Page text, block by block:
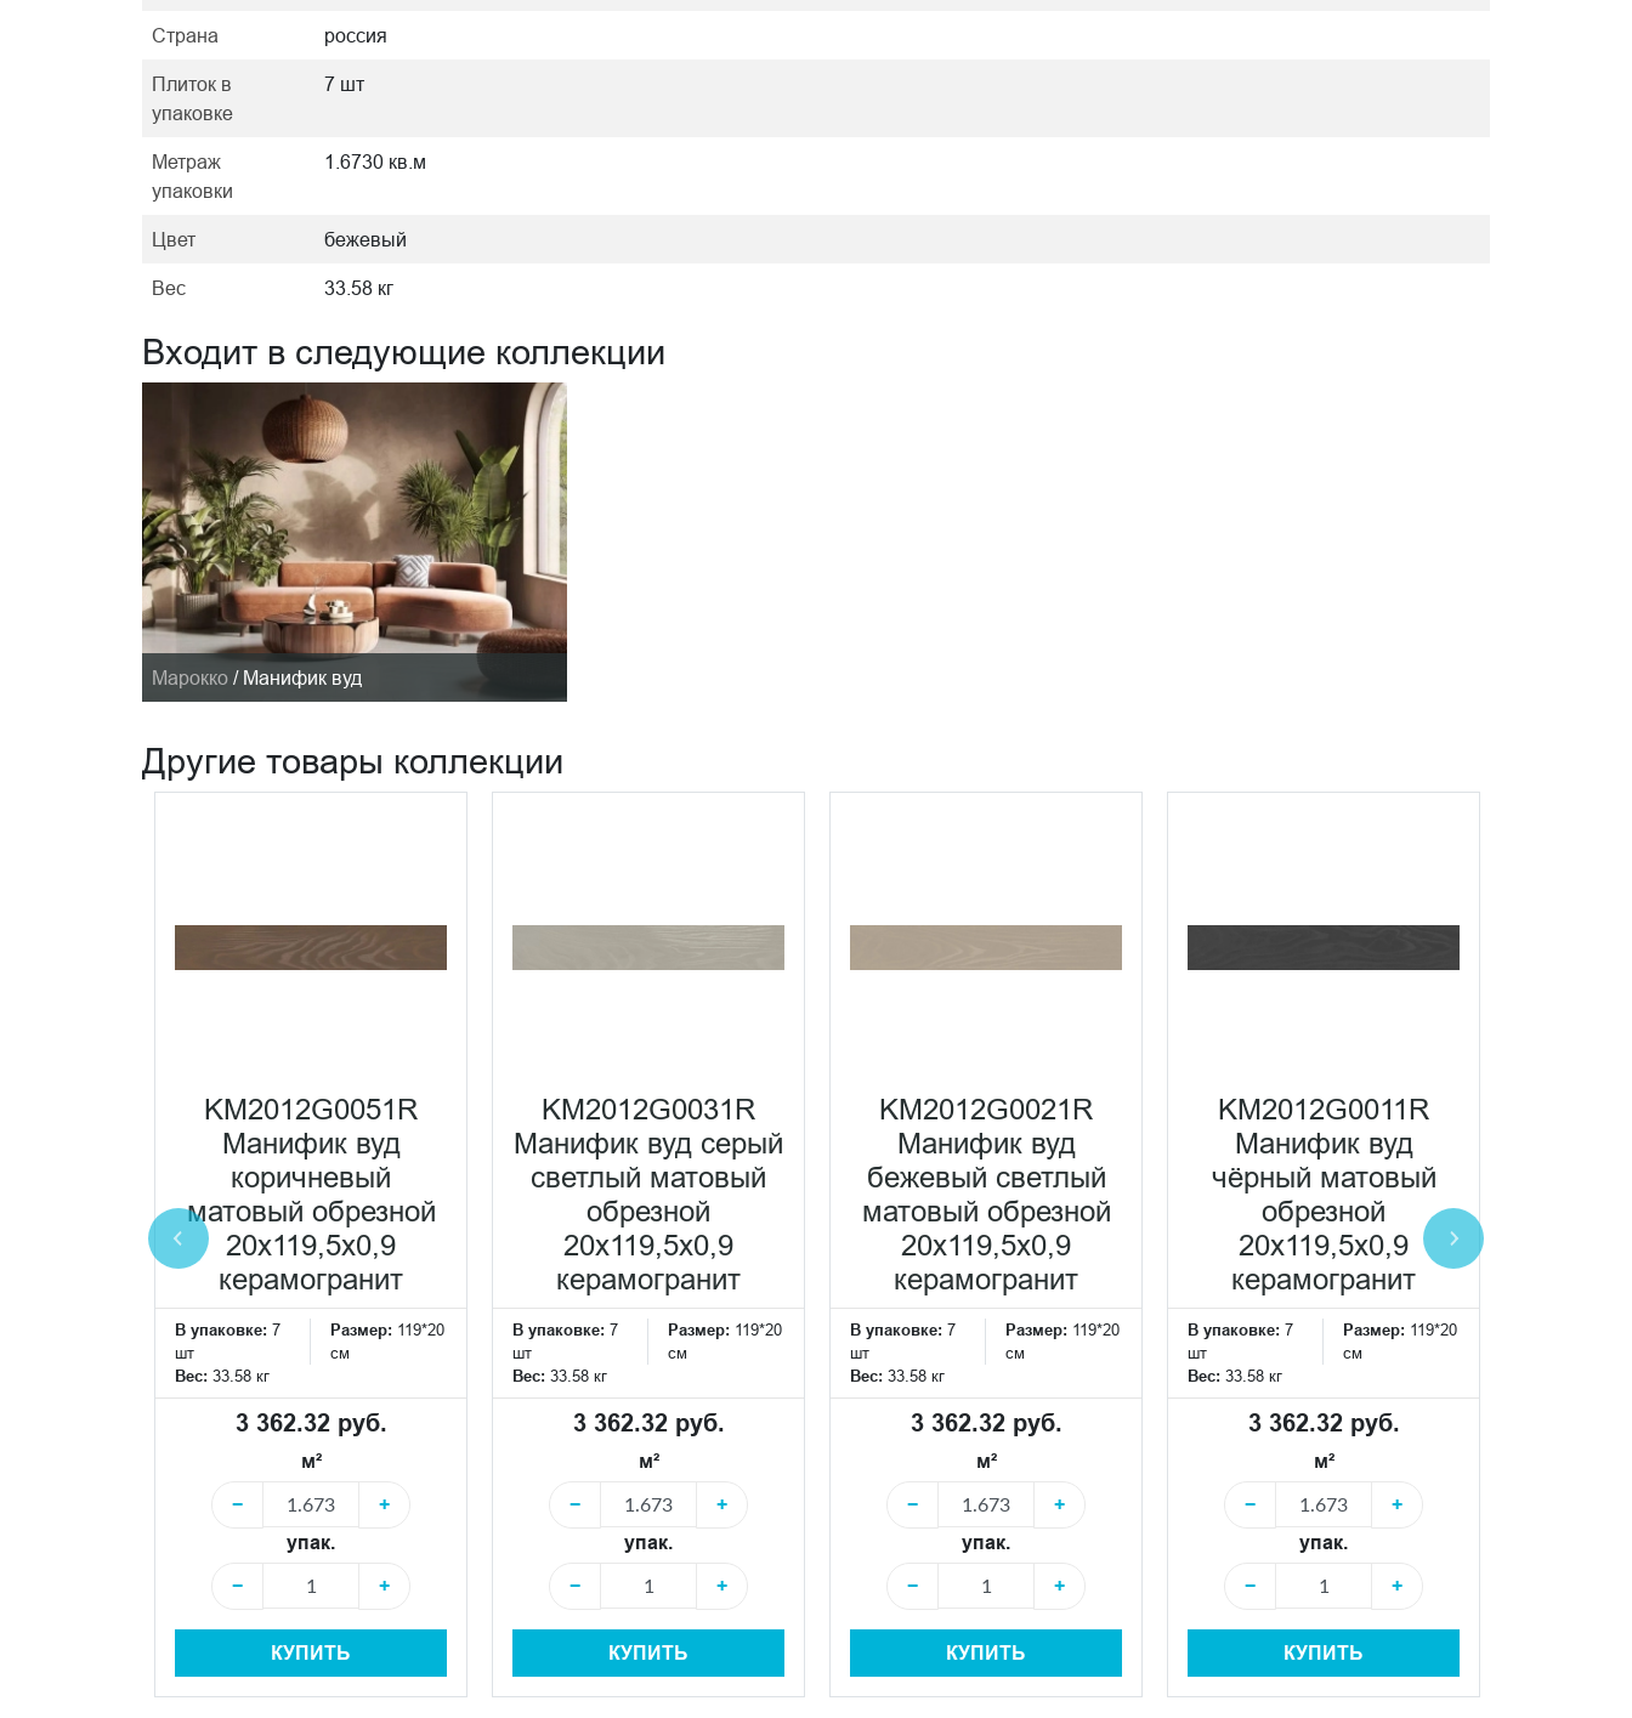
Страна россия
Плиток в
упаковке
7 шт
Метраж
упаковки
1.6730 кв.м
Цвет бежевый
Вес 33.58 кг
Входит в следующие коллекции
Марокко / Манифик вуд
Другие товары коллекции
KM2012G0051R
Манифик вуд
коричневый
матовый обрезной
20x119,5x0,9
керамогранит
В упаковке: 7
шт
Размер: 119*20
см
Вес: 33.58 кг
3 362.32 руб.
м²
−
+
упак.
−
+
КУПИТЬ
KM2012G0031R
Манифик вуд серый
светлый матовый
обрезной
20x119,5x0,9
керамогранит
В упаковке: 7
шт
Размер: 119*20
см
Вес: 33.58 кг
3 362.32 руб.
м²
−
+
упак.
−
+
КУПИТЬ
KM2012G0021R
Манифик вуд
бежевый светлый
матовый обрезной
20x119,5x0,9
керамогранит
В упаковке: 7
шт
Размер: 119*20
см
Вес: 33.58 кг
3 362.32 руб.
м²
−
+
упак.
−
+
КУПИТЬ
KM2012G0011R
Манифик вуд
чёрный матовый
обрезной
20x119,5x0,9
керамогранит
В упаковке: 7
шт
Размер: 119*20
см
Вес: 33.58 кг
3 362.32 руб.
м²
−
+
упак.
−
+
КУПИТЬ